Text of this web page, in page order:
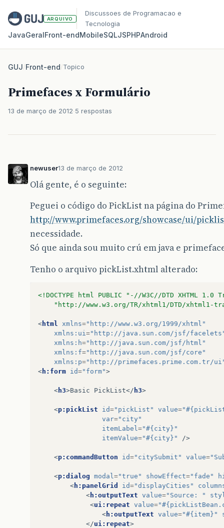
ARQUIVO
Discussoes de Programacao e
Tecnologia
JavaGeralFront‑endMobileSQLJSPHPAndroid
GUJ/Front-end/Topico
Primefaces x Formulário
13 de março de 2012 5 respostas
newuser13 de março de 2012
Olá gente, é o seguinte:
Peguei o código do PickList na página do
http://www.primefaces.org/showcase/ui/
necessidade.
Só que ainda sou muito crú em java e
Tenho o arquivo pickList.xhtml alterado:
<!DOCTYPE html PUBLIC "-//W3C//DTD XHTML
"http://www.w3.org/TR/xhtml1/DTD/xhtml1-
< html xmlns="http://www.w3.org/1999/xhtml"
xmlns:ui ="http://java.sun.com/jsf/
xmlns:h="http://java.sun.com/jsf/html"
xmlns:f="http://java.sun.com/jsf/core"
xmlns:p="http://primefaces.prime.com.tr/
< h:form id="form">
< h3>Basic PickList</ h3>
<p:pickList id="pickList" value=
var="city"
itemLabel ="#{city}"
itemValue="#{city}" />
<p:commandButton id="citySubmit" value=
<p:dialog modal ="true" showEffect="fade"
< h:panelGrid id="displayCities"
< h:outputText value="Source: "
<ui:repeat value=
< h:outputText value="#{item}"
</ui:repeat>